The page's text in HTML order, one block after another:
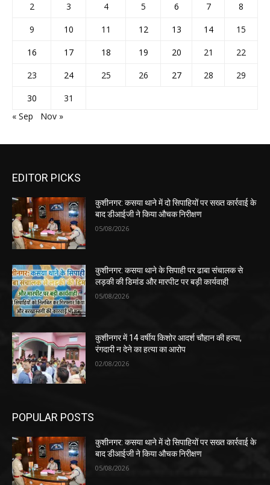
2
3 4 5 6 7
8
9
10 11 12 13 14
15
16
17 18 19 20 21
22
23
24 25 26 27 28
29
30
31
« Sep
Nov »
EDITOR PICKS
कुशीनगर: कसया थाने में दो सिपाहियों पर सख्त कार्रवाई के
बाद डीआईजी ने किया औचक निरीक्षण
05/08/2026
कुशीनगर: कसया थाने के सिपाही पर ढाबा संचालक से
लड़की की डिमांड और मारपीट पर बड़ी कार्यवाही
05/08/2026
कुशीनगर में 14 वर्षीय किशोर आदर्श चौहान की हत्या,
रंगदारी न देने का हत्या का आरोप
02/08/2026
POPULAR POSTS
कुशीनगर: कसया थाने में दो सिपाहियों पर सख्त कार्रवाई के
बाद डीआईजी ने किया औचक निरीक्षण
05/08/2026